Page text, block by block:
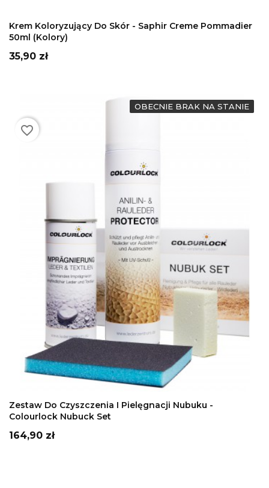
Krem Koloryzujący Do Skór - Saphir Creme Pommadier
50ml (kolory)
Cena
35,90 zł
OBECNIE BRAK NA STANIE
Zestaw Do Czyszczenia I Pielęgnacji Nubuku -
Colourlock Nubuck Set
Cena
164,90 zł
favorite_border